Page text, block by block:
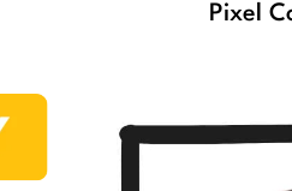
Pixel